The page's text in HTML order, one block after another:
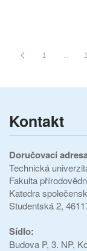
1 …
Kontakt
Doručovací
Technická
Fakulta
Katedra
Studentská 2,
Sídlo:
Budova P, 3. NP,